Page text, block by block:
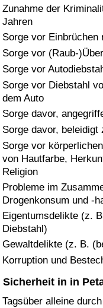
Zunahme der
Jahren
Sorge vor Einbrüchen
Sorge vor (Raub-
Sorge vor
Sorge vor Diebstahl
dem Auto
Sorge davor,
Sorge davor, beleidigt
Sorge vor
von Hautfarbe,
Religion
Probleme im
Drogenkonsum und -
Eigentumsdelikte (z.
Diebstahl)
Gewaltdelikte (z. B.
Korruption und
Sicherheit in in
Tagsüber alleine
Kriminalitäts-Index
Kriminalitätsindex
Verkehr